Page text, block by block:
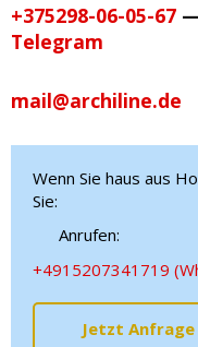
+375298-06-05-67
Telegram
mail@archiline.de
Wenn Sie haus aus
Sie:
Anrufen:
+4915207341719
Jetzt Anfrage